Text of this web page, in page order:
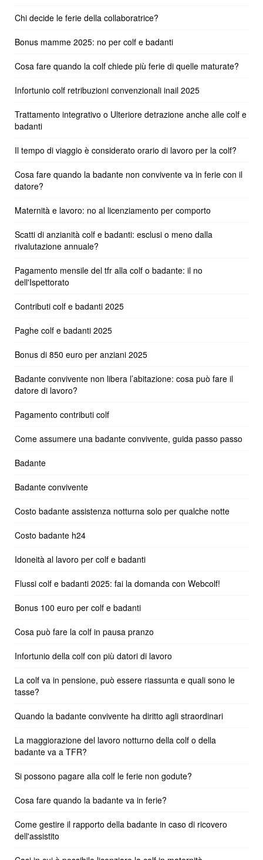
Chi decide le ferie della collaboratrice?
Bonus mamme 2025: no per colf e badanti
Cosa fare quando la colf chiede più ferie di quelle maturate?
Infortunio colf retribuzioni convenzionali inail 2025
Trattamento integrativo o Ulteriore detrazione anche alle colf e
badanti
Il tempo di viaggio è considerato orario di lavoro per la colf?
Cosa fare quando la badante non convivente va in ferie con il
datore?
Maternità e lavoro: no al licenziamento per comporto
Scatti di anzianità colf e badanti: esclusi o meno dalla
rivalutazione annuale?
Pagamento mensile del tfr alla colf o badante: il no
dell'Ispettorato
Contributi colf e badanti 2025
Paghe colf e badanti 2025
Bonus di 850 euro per anziani 2025
Badante convivente non libera l’abitazione: cosa può fare il
datore di lavoro?
Pagamento contributi colf
Come assumere una badante convivente, guida passo passo
Badante
Badante convivente
Costo badante assistenza notturna solo per qualche notte
Costo badante h24
Idoneità al lavoro per colf e badanti
Flussi colf e badanti 2025: fai la domanda con Webcolf!
Bonus 100 euro per colf e badanti
Cosa può fare la colf in pausa pranzo
Infortunio della colf con più datori di lavoro
La colf va in pensione, può essere riassunta e quali sono le
tasse?
Quando la badante convivente ha diritto agli straordinari
La maggiorazione del lavoro notturno della colf o della
badante va a TFR?
Si possono pagare alla colf le ferie non godute?
Cosa fare quando la badante va in ferie?
Come gestire il rapporto della badante in caso di ricovero
dell'assistito